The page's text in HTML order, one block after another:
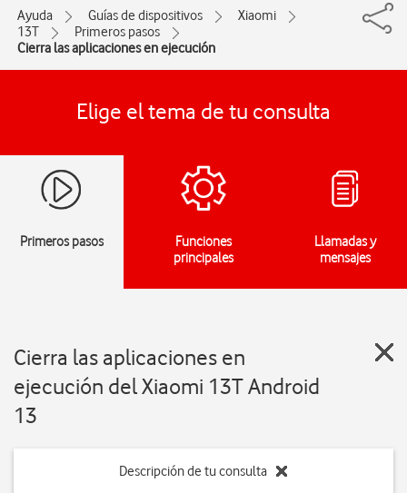
Ayuda Guías de dispositivos
Xiaomi
13T
Primeros pasos
Cierra las aplicaciones en ejecución
Elige el tema de tu consulta
Primeros pasos
Funciones
principales
Llamadas y
mensajes
Cierra las aplicaciones en
ejecución del Xiaomi 13T Android
13
Descripción de tu consulta